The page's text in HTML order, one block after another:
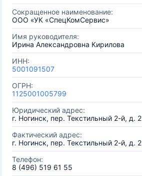
Сокращенное наименование:
ООО «УК «СпецКомСервис»
Имя руководителя:
Ирина Александровна Кирилова
ИНН:
5001091507
ОГРН:
1125001005799
Юридический адрес:
г. Ногинск, пер. Текстильный 2-й, д. 2
Фактический адрес:
г. Ногинск, пер. Текстильный 2-й, д. 2
Телефон:
8 (496) 519 61 55